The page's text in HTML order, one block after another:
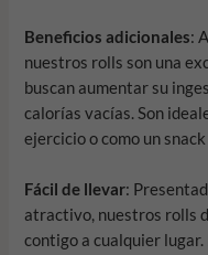
Beneficios adicionales:
nuestros rolls son una
buscan aumentar su
calorías vacías. Son
ejercicio o como un
Fácil de llevar:
atractivo, nuestros rolls
contigo a cualquier